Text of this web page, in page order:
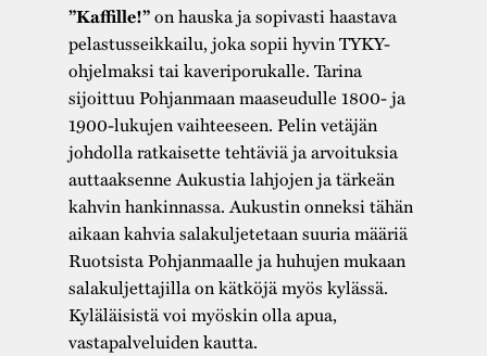
”Kaffille!”on hauska ja sopivasti haastava
pelastusseikkailu, joka sopii hyvin TYKY-
ohjelmaksi tai kaveriporukalle. Tarina
sijoittuu Pohjanmaan maaseudulle 1800- ja
1900-lukujen vaihteeseen. Pelin vetäjän
johdolla ratkaisette tehtäviä ja arvoituksia
auttaaksenne Aukustia lahjojen ja tärkeän
kahvin hankinnassa. Aukustin onneksi tähän
aikaan kahvia salakuljetetaan suuria määriä
Ruotsista Pohjanmaalle ja huhujen mukaan
salakuljettajilla on kätköjä myös kylässä.
Kyläläisistä voi myöskin olla apua,
vastapalveluiden kautta.